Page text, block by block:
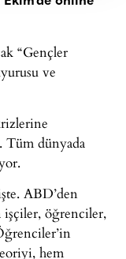
“Gençler
ve
Tüm dünyada
ABD’den
işçiler, öğrenciler,
hem